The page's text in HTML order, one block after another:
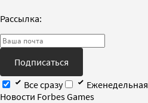
Рассылка:
Подписаться
Все сразу
Еженедельная
Новости Forbes Games